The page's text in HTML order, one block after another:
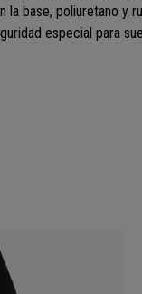
la base, poliuretano y
especial para